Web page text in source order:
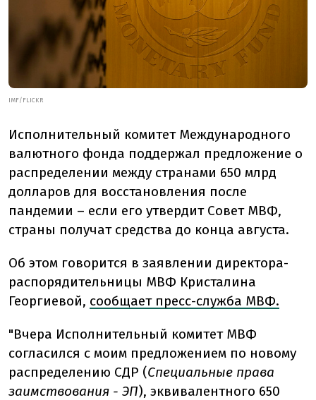
IMF/FLICKR
Исполнительный комитет Международного
валютного фонда поддержал предложение о
распределении между странами 650 млрд
долларов для восстановления после
пандемии – если его утвердит Совет МВФ,
страны получат средства до конца августа.
Об этом говорится в заявлении директора-
распорядительницы МВФ Кристалина
Георгиевой, сообщает пресс-служба МВФ.
"Вчера Исполнительный комитет МВФ
согласился с моим предложением по новому
распределению СДР (Специальные права
заимствования - ЭП), эквивалентного 650